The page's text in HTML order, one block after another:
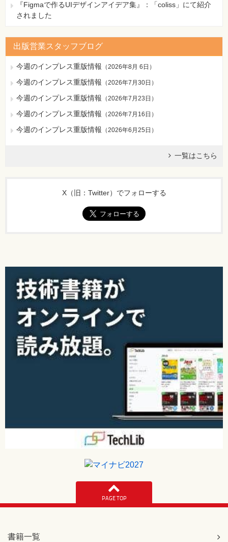
『Figmaで作るUIデザインアイデア集』：「coliss」にて紹介
されました
出版営業スタッフブログ
今週のインプレス重版情報 （2026年8月 6日 ）
今週のインプレス重版情報 （2026年7月30日 ）
今週のインプレス重版情報 （2026年7月23日 ）
今週のインプレス重版情報 （2026年7月16日 ）
今週のインプレス重版情報 （2026年6月25日 ）
一覧はこちら
X（旧：Twitter）でフォローする
PAGE TOP
書籍一覧